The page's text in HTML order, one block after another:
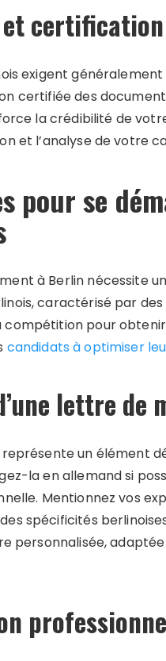
exigent
certifiée des
la crédibilité de
et l’analyse de votre
pour se
à Berlin nécessite
caractérisé par
compétition pour
candidats à optimiser
lettre
un élément
la en allemand si
Mentionnez vos
spécificités
personnalisée,